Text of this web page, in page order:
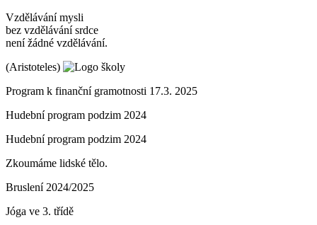
Vzdělávání mysli
bez vzdělávání srdce
není žádné vzdělávání.
(Aristoteles)
Program k finanční gramotnosti 17.3. 2025
Hudební program podzim 2024
Hudební program podzim 2024
Zkoumáme lidské tělo.
Bruslení 2024/2025
Jóga ve 3. třídě